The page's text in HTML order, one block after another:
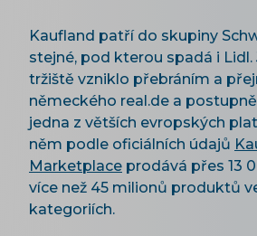
Kaufland patří do skupiny
stejné, pod kterou spadá i Lidl.
tržiště vzniklo přebráním a
německého real.de a
jedna z větších evropských
něm podle oficiálních údajů
Marketplace prodává přes 13
více než 45 milionů produktů
kategoriích.